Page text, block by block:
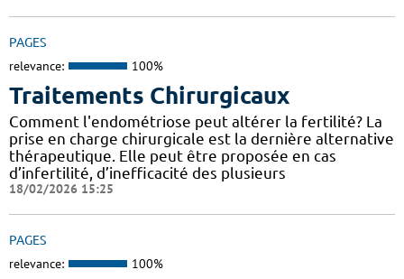
PAGES
relevance: 100%
Traitements Chirurgicaux
Comment l'endométriose peut altérer la fertilité? La
prise en charge chirurgicale est la dernière alternative
thérapeutique. Elle peut être proposée en cas
d’infertilité, d’inefficacité des plusieurs
18/02/2026 15:25
PAGES
relevance: 100%